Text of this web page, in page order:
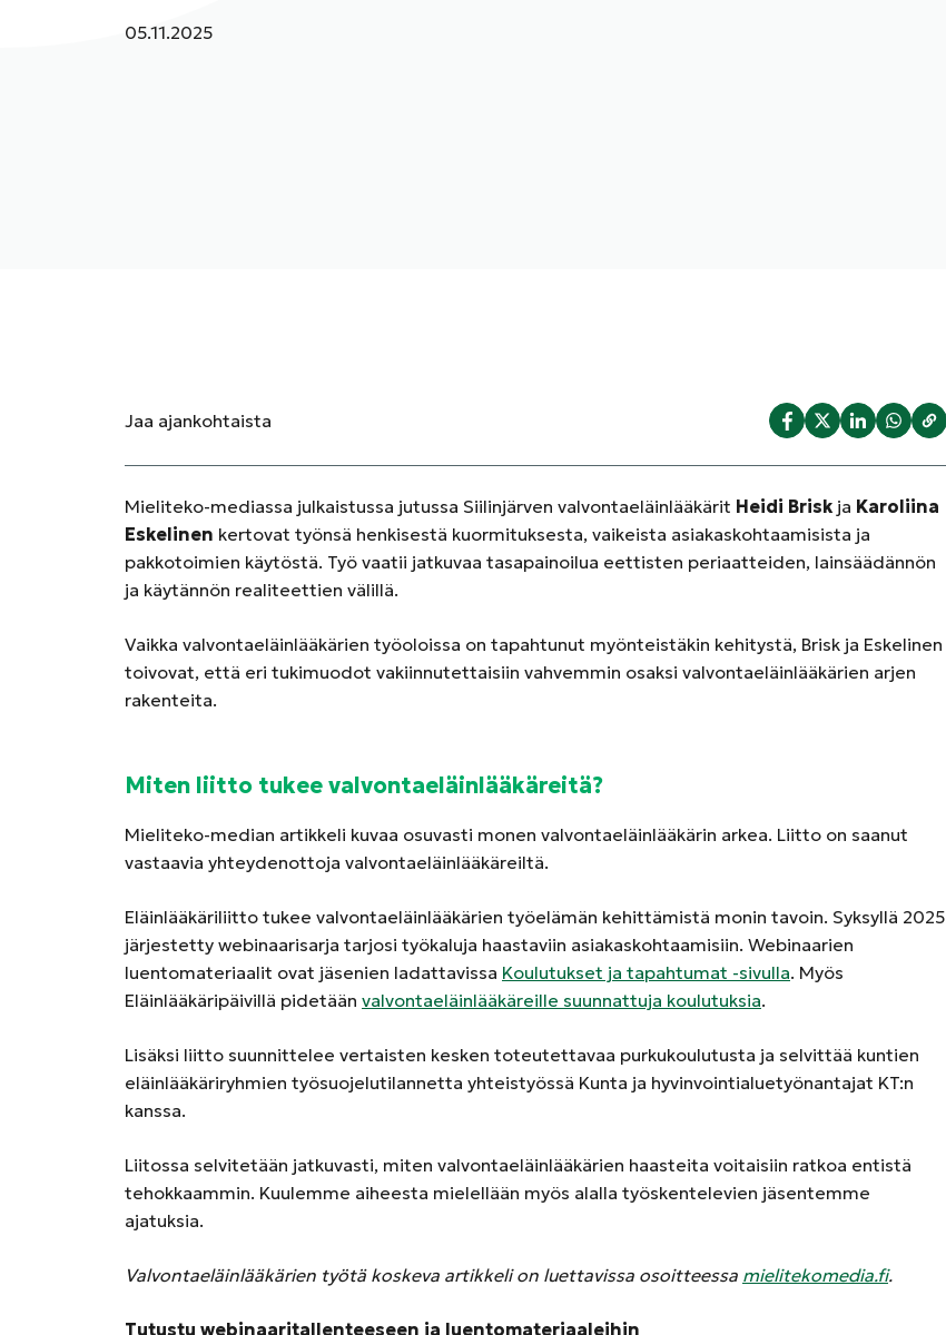
Julkaistu:
05.11.2025
Jaa ajankohtaista
Mieliteko-mediassa julkaistussa jutussa Siilinjärven valvontaeläinlääkärit Heidi Brisk ja Karoliina
Eskelinen kertovat työnsä henkisestä kuormituksesta, vaikeista asiakaskohtaamisista ja
pakkotoimien käytöstä. Työ vaatii jatkuvaa tasapainoilua eettisten periaatteiden, lainsäädännön
ja käytännön realiteettien välillä.
Vaikka valvontaeläinlääkärien työoloissa on tapahtunut myönteistäkin kehitystä, Brisk ja Eskelinen
toivovat, että eri tukimuodot vakiinnutettaisiin vahvemmin osaksi valvontaeläinlääkärien arjen
rakenteita.
Miten liitto tukee valvontaeläinlääkäreitä?
Mieliteko-median artikkeli kuvaa osuvasti monen valvontaeläinlääkärin arkea. Liitto on saanut
vastaavia yhteydenottoja valvontaeläinlääkäreiltä.
Eläinlääkäriliitto tukee valvontaeläinlääkärien työelämän kehittämistä monin tavoin. Syksyllä 2025
järjestetty webinaarisarja tarjosi työkaluja haastaviin asiakaskohtaamisiin. Webinaarien
luentomateriaalit ovat jäsenien ladattavissa Koulutukset ja tapahtumat -sivulla. Myös
Eläinlääkäripäivillä pidetään valvontaeläinlääkäreille suunnattuja koulutuksia.
Lisäksi liitto suunnittelee vertaisten kesken toteutettavaa purkukoulutusta ja selvittää kuntien
eläinlääkäriryhmien työsuojelutilannetta yhteistyössä Kunta ja hyvinvointialuetyönantajat KT:n
kanssa.
Liitossa selvitetään jatkuvasti, miten valvontaeläinlääkärien haasteita voitaisiin ratkoa entistä
tehokkaammin. Kuulemme aiheesta mielellään myös alalla työskentelevien jäsentemme
ajatuksia.
Valvontaeläinlääkärien työtä koskeva artikkeli on luettavissa osoitteessa mielitekomedia.fi.
Tutustu webinaaritallenteeseen ja luentomateriaaleihin